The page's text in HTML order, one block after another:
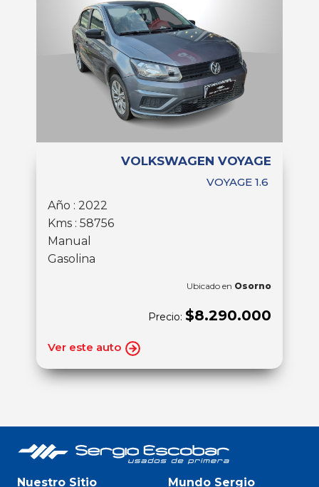
VOLKSWAGEN VOYAGE
VOYAGE 1.6
Año : 2022
Kms : 58756
Manual
Gasolina
Ubicado en Osorno
Precio: $8.290.000
Ver este auto
Nuestro Sitio Mundo Sergio